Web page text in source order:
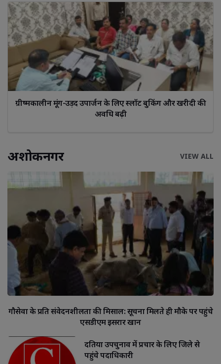
ग्रीष्मकालीन मूंग-उड़द उपार्जन के लिए स्लॉट बुकिंग और खरीदी की
अवधि बढ़ी
अशोकनगर VIEW ALL
गौसेवा के प्रति संवेदनशीलता की मिसाल: सूचना मिलते ही मौके पर पहुंचे
एसडीएम इसरार खान
दतिया उपचुनाव में प्रचार के लिए जिले से
पहुंचे पदाधिकारी